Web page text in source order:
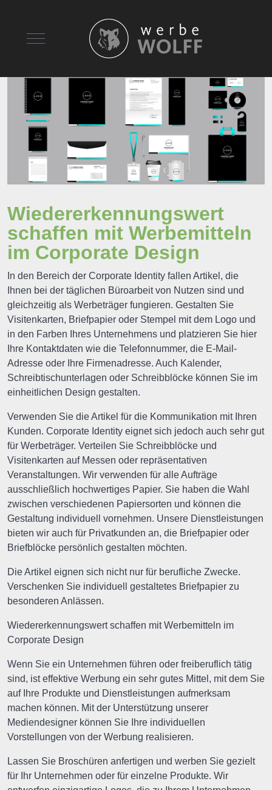
Mobile Menu Toggle
Wiedererkennungswert
schaffen mit Werbemitteln
im Corporate Design
In den Bereich der Corporate Identity fallen Artikel, die
Ihnen bei der täglichen Büroarbeit von Nutzen sind und
gleichzeitig als Werbeträger fungieren. Gestalten Sie
Visitenkarten, Briefpapier oder Stempel mit dem Logo und
in den Farben Ihres Unternehmens und platzieren Sie hier
Ihre Kontaktdaten wie die Telefonnummer, die E-Mail-
Adresse oder Ihre Firmenadresse. Auch Kalender,
Schreibtischunterlagen oder Schreibblöcke können Sie im
einheitlichen Design gestalten.
Verwenden Sie die Artikel für die Kommunikation mit Ihren
Kunden. Corporate Identity eignet sich jedoch auch sehr gut
für Werbeträger. Verteilen Sie Schreibblöcke und
Visitenkarten auf Messen oder repräsentativen
Veranstaltungen. Wir verwenden für alle Aufträge
ausschließlich hochwertiges Papier. Sie haben die Wahl
zwischen verschiedenen Papiersorten und können die
Gestaltung individuell vornehmen. Unsere Dienstleistungen
bieten wir auch für Privatkunden an, die Briefpapier oder
Briefblöcke persönlich gestalten möchten.
Die Artikel eignen sich nicht nur für berufliche Zwecke.
Verschenken Sie individuell gestaltetes Briefpapier zu
besonderen Anlässen.
Wiedererkennungswert schaffen mit Werbemitteln im
Corporate Design
Wenn Sie ein Unternehmen führen oder freiberuflich tätig
sind, ist effektive Werbung ein sehr gutes Mittel, mit dem Sie
auf Ihre Produkte und Dienstleistungen aufmerksam
machen können. Mit der Unterstützung unserer
Mediendesigner können Sie Ihre individuellen
Vorstellungen von der Werbung realisieren.
Lassen Sie Broschüren anfertigen und werben Sie gezielt
für Ihr Unternehmen oder für einzelne Produkte. Wir